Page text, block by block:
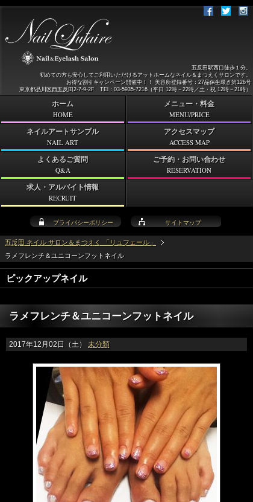
五反田 ネイル サロン＆まつえく 「リュフェール」
ラメフレンチ＆ユニコーンフットネイル
ピックアップネイル
ラメフレンチ＆ユニコーンフットネイル
2017年12月02日（土） 未分類
プライバシーポリシー サイトマップ
五反田駅西口徒歩１分。
初めての方も安心してご利用いただけるアットホームなネイル＆まつえくサロンです。
お得な割引キャンペーン開催中！！ 美容所登録番号：27品保生環き第126号
東京都品川区西五反田2-7-9-2F TEl：03-5935-7216（平日 12時－22時／土・祝 12時－21時）
ホーム
HOME
メニュー・料金
MENU/PRICE
ネイルアートサンプル
NAIL ART
アクセスマップ
ACCESS MAP
よくあるご質問
Q&A
ご予約・お問い合わせ
RESERVATION
求人・アルバイト情報
RECRUIT